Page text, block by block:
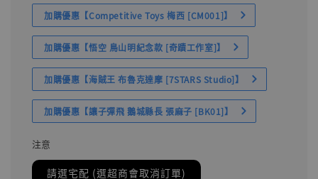
加購優惠【Competitive Toys 梅西 [CM001]】
加購優惠【悟空 鳥山明紀念款 [奇蹟工作室]】
加購優惠【海賊王 布魯克達摩 [7STARS Studio]】
加購優惠【讓子彈飛 鵝城縣長 張麻子 [BK01]】
注意
請選宅配 (選超商會取消訂單)